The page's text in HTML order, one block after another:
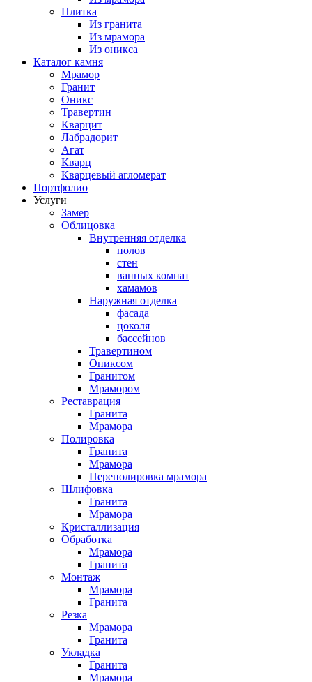
Плитка
Из гранита
Из мрамора
Из оникса
Каталог камня
Мрамор
Гранит
Оникс
Травертин
Кварцит
Лабрадорит
Агат
Кварц
Кварцевый агломерат
Портфолио
Услуги
Замер
Облицовка
Внутренняя отделка
полов
стен
ванных комнат
хамамов
Наружная отделка
фасада
цоколя
бассейнов
Травертином
Ониксом
Гранитом
Мрамором
Реставрация
Гранита
Мрамора
Полировка
Гранита
Мрамора
Переполировка мрамора
Шлифовка
Гранита
Мрамора
Кристаллизация
Обработка
Мрамора
Гранита
Монтаж
Мрамора
Гранита
Резка
Мрамора
Гранита
Укладка
Гранита
Мрамора